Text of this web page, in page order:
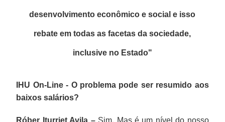
desenvolvimento econômico e social e isso
rebate em todas as facetas da sociedade,
inclusive no Estado"
IHU On-Line - O problema pode ser resumido aos
baixos salários?
Róber Iturriet Avila –Sim. Mas é um nível do nosso